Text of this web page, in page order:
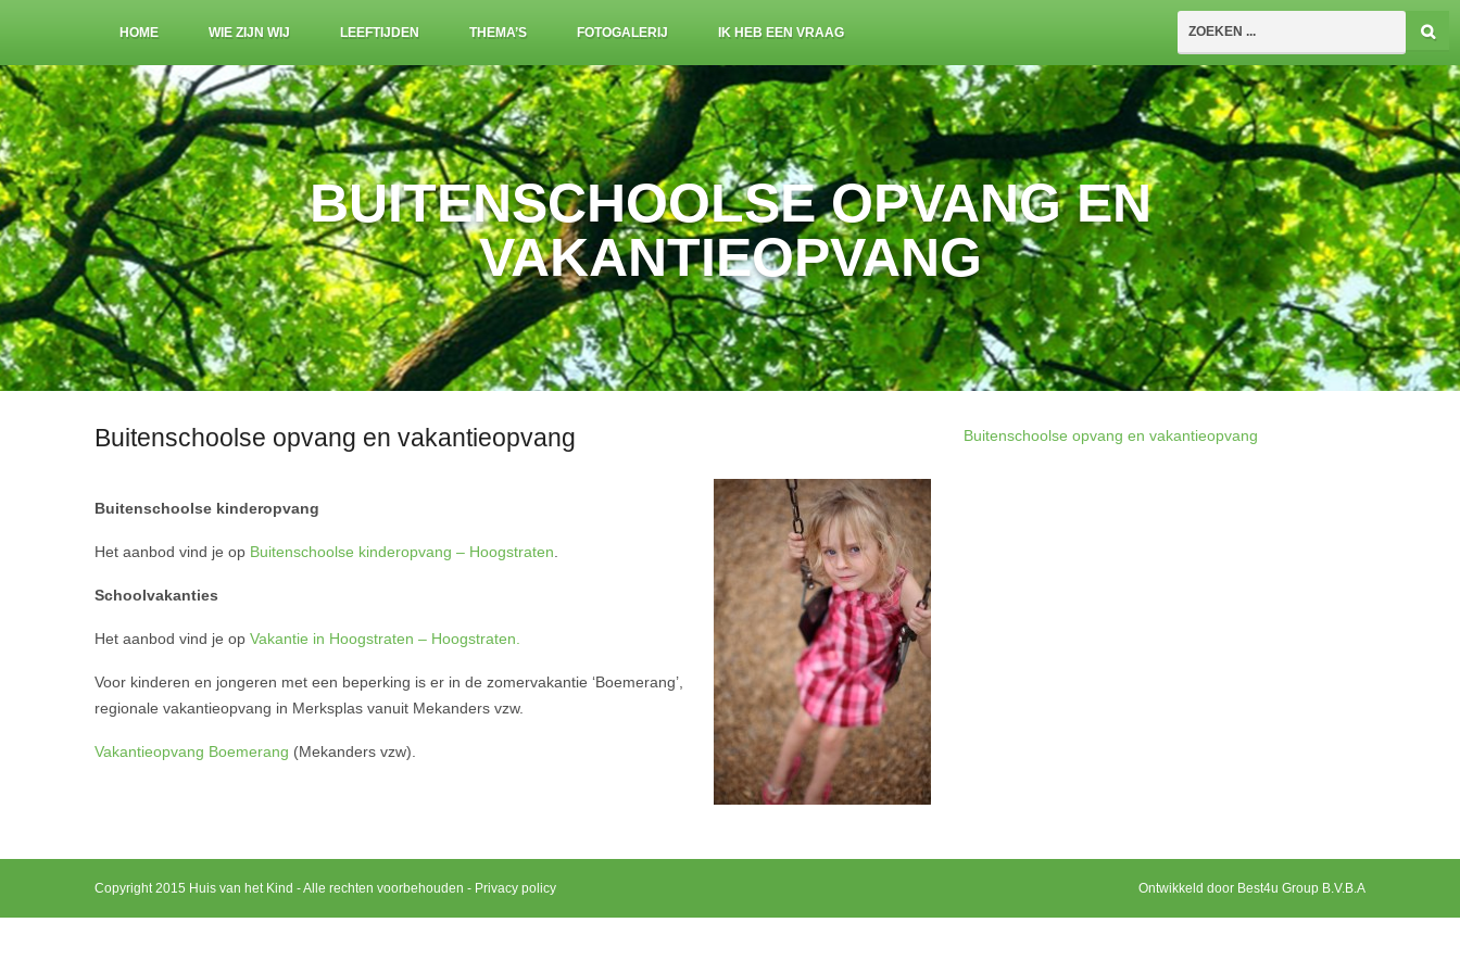
HOME WIE ZIJN WIJ LEEFTIJDEN THEMA’S FOTOGALERIJ IK HEB EEN VRAAG
BUITENSCHOOLSE OPVANG EN
VAKANTIEOPVANG
Buitenschoolse opvang en vakantieopvang
Buitenschoolse kinderopvang
Het aanbod vind je op Buitenschoolse kinderopvang – Hoogstraten.
Schoolvakanties
Het aanbod vind je op Vakantie in Hoogstraten – Hoogstraten.
Voor kinderen en jongeren met een beperking is er in de zomervakantie ‘Boemerang’,
regionale vakantieopvang in Merksplas vanuit Mekanders vzw.
Vakantieopvang Boemerang (Mekanders vzw).
Buitenschoolse opvang en vakantieopvang
Copyright 2015 Huis van het Kind - Alle rechten voorbehouden - Privacy policy Ontwikkeld door Best4u Group B.V.B.A